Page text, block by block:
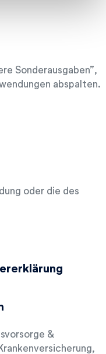
Sonderausgaben”,
abspalten.
oder die des
&